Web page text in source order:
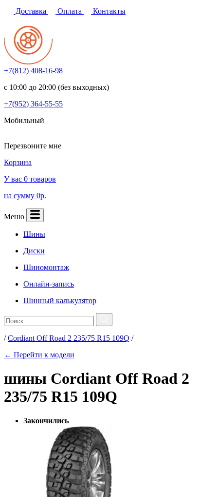
Доставка Оплата Контакты
+7(812) 408-16-98
с 10:00 до 20:00 (без выходных)
+7(952) 364-55-55
Мобильный
Перезвоните мне
Корзина
У вас 0 товаров
на сумму 0р.
Меню
Шины
Диски
Шиномонтаж
Онлайн-запись
Шинный калькулятор
/Cordiant Off Road 2 235/75 R15 109Q /
← Перейти к модели
шины Cordiant Off Road 2
235/75 R15 109Q
Закончились